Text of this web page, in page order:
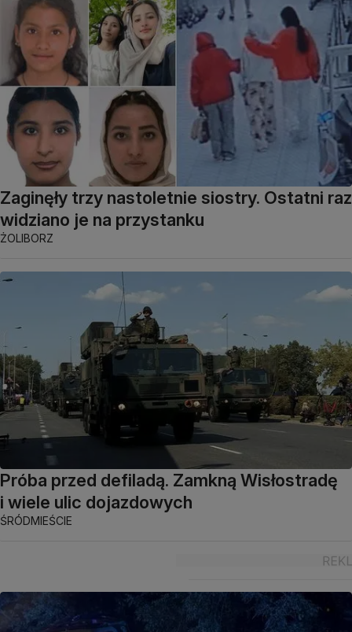
Zaginęły trzy nastoletnie siostry. Ostatni raz
widziano je na przystanku
ŻOLIBORZ
Próba przed defiladą. Zamkną Wisłostradę
i wiele ulic dojazdowych
ŚRÓDMIEŚCIE